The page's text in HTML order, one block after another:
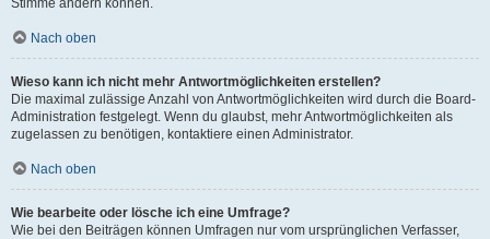
Stimme ändern können.
Nach oben
Wieso kann ich nicht mehr Antwortmöglichkeiten erstellen?
Die maximal zulässige Anzahl von Antwortmöglichkeiten wird durch die Board-
Administration festgelegt. Wenn du glaubst, mehr Antwortmöglichkeiten als
zugelassen zu benötigen, kontaktiere einen Administrator.
Nach oben
Wie bearbeite oder lösche ich eine Umfrage?
Wie bei den Beiträgen können Umfragen nur vom ursprünglichen Verfasser,